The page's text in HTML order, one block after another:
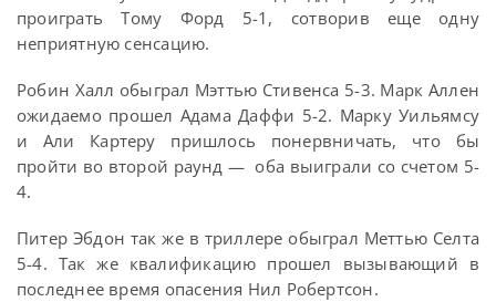
проиграть Тому Форд 5-1, сотворив еще одну
неприятную сенсацию.
Робин Халл обыграл Мэттью Стивенса 5-3. Марк Аллен
ожидаемо прошел Адама Даффи 5-2. Марку Уильямсу
и Али Картеру пришлось понервничать, что бы
пройти во второй раунд — оба выиграли со счетом 5-
4.
Питер Эбдон так же в триллере обыграл Меттью Селта
5-4. Так же квалификацию прошел вызывающий в
последнее время опасения Нил Робертсон.